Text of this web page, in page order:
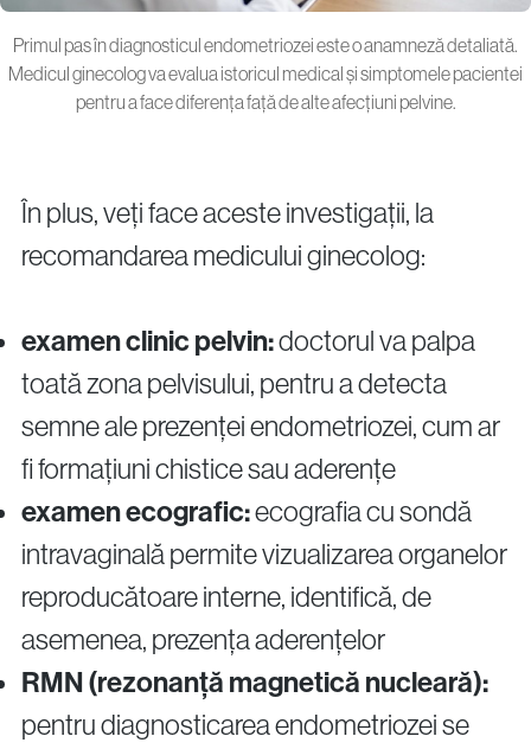
Primul pas în diagnosticul endometriozei este o anamneză detaliată.
Medicul ginecolog va evalua istoricul medical și simptomele pacientei
pentru a face diferența față de alte afecțiuni pelvine.
În plus, veți face aceste investigații, la
recomandarea medicului ginecolog:
examen clinic pelvin:doctorul va palpa
toată zona pelvisului, pentru a detecta
semne ale prezenței endometriozei, cum ar
fi formațiuni chistice sau aderențe
examen ecografic:ecografia cu sondă
intravaginală permite vizualizarea organelor
reproducătoare interne, identifică, de
asemenea, prezența aderențelor
RMN (rezonanță magnetică nucleară):
pentru diagnosticarea endometriozei se